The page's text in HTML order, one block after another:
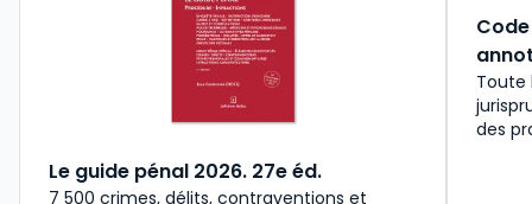
Le guide pénal 2026. 27e éd.
7 500 crimes, délits, contraventions et
Toute
des